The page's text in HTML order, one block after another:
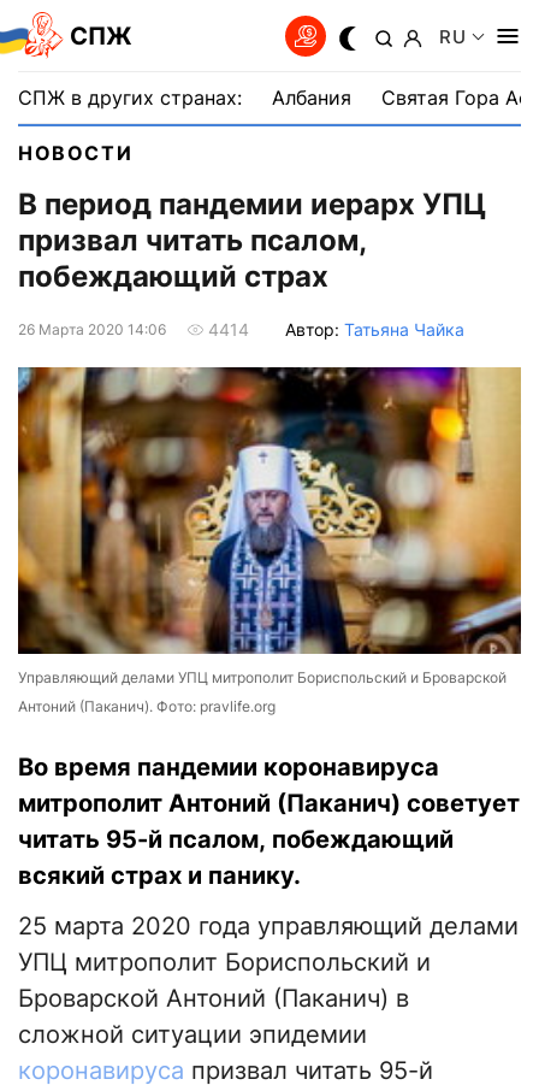
СПЖ RU
СПЖ в других странах: Албания Святая Гора
НОВОСТИ
В период пандемии иерарх УПЦ
призвал читать псалом,
побеждающий страх
26 Марта 2020 14:06 4414 Автор: Татьяна Чайка
Управляющий делами УПЦ митрополит Бориспольский и Броварской
Антоний (Паканич). Фото: pravlife.org
Во время пандемии коронавируса
митрополит Антоний (Паканич) советует
читать 95-й псалом, побеждающий
всякий страх и панику.
25 марта 2020 года управляющий делами
УПЦ митрополит Бориспольский и
Броварской Антоний (Паканич) в
сложной ситуации эпидемии
коронавируса призвал читать 95-й